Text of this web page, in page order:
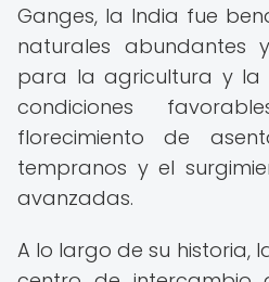
Ganges, la India fue
naturales abundantes
para la agricultura y la
condiciones
florecimiento de
tempranos y el
avanzadas.
A lo largo de su historia,